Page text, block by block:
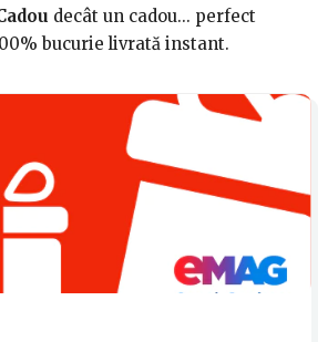
decât un cadou... perfect
bucurie livrată instant.